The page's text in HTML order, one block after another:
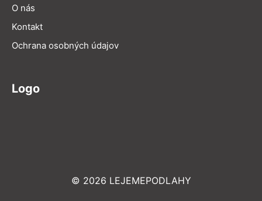
O nás
Kontakt
Ochrana osobných údajov
Logo
© 2026 LEJEMEPODLAHY